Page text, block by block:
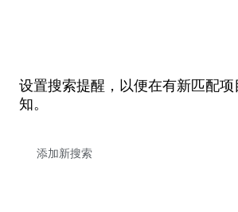
设置搜索提醒，以便在有新匹配项
知。